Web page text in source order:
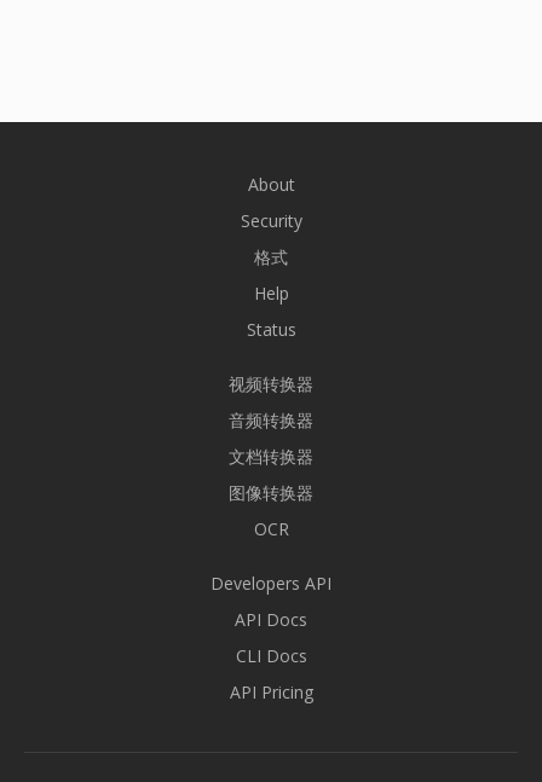
About
Security
格式
Help
Status
视频转换器
音频转换器
文档转换器
图像转换器
OCR
Developers API
API Docs
CLI Docs
API Pricing